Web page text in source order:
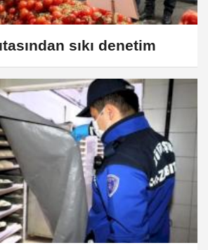
sıkı denetim